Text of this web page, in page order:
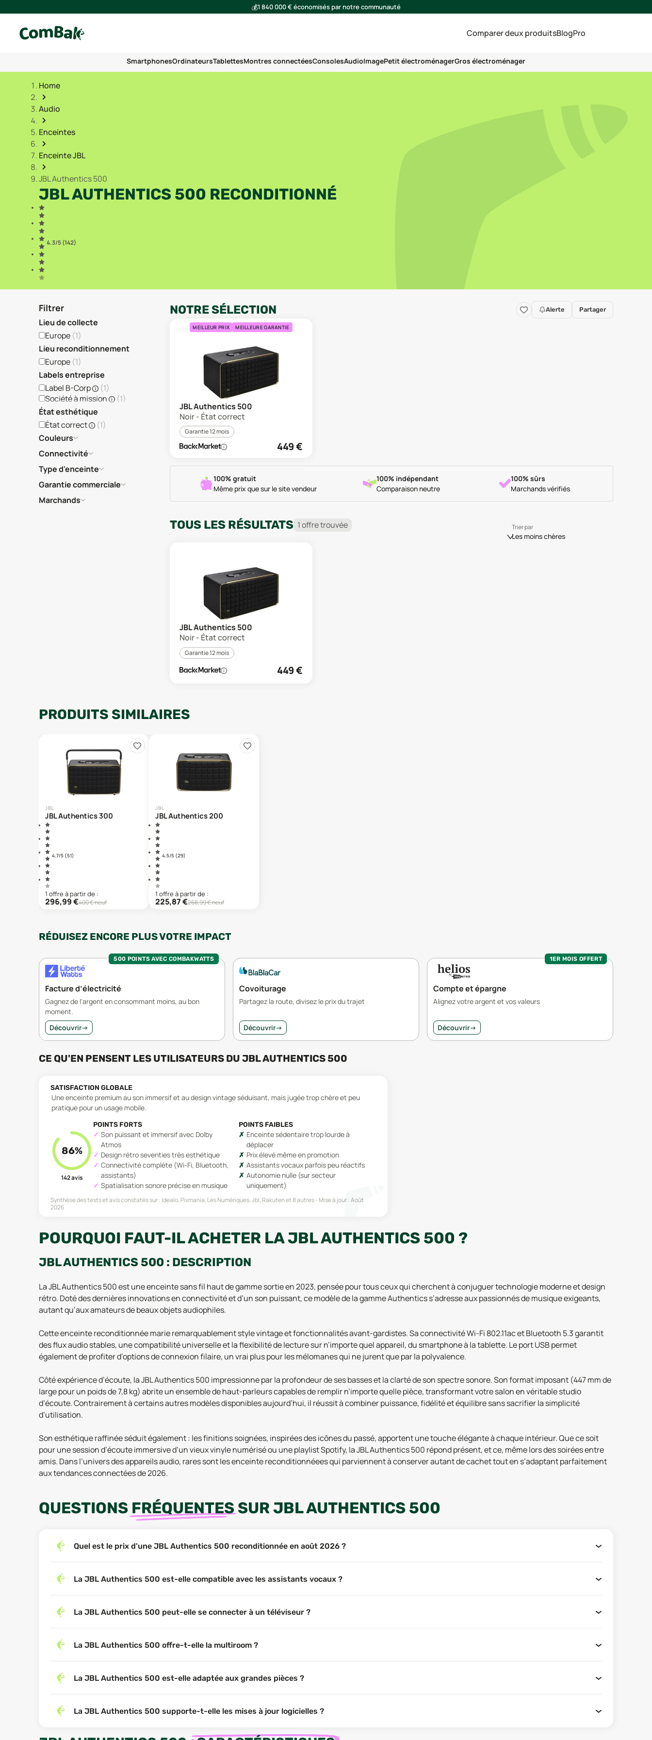
💰1 840 000 € économisés par notre communauté
Comparer deux produitsBlogPro
SmartphonesOrdinateursTablettesMontres connectéesConsolesAudioImagePetit électroménagerGros électroménager
Home
Audio
Enceintes
Enceinte JBL
JBL Authentics 500
JBL AUTHENTICS 500 RECONDITIONNÉ
4.3/5 (142)
Filtrer
Lieu de collecte
Europe (1)
Lieu reconditionnement
Europe (1)
Labels entreprise
Label B-Corp
(1)
Société à mission
(1)
État esthétique
État correct
(1)
Couleurs
Connectivité
Type d'enceinte
Garantie commerciale
Marchands
NOTRE SÉLECTION Alerte Partager
MEILLEUR PRIX MEILLEURE GARANTIE
JBL Authentics 500
Noir - État correct
Garantie 12 mois
449€
100% gratuit
Même prix que sur le site vendeur
100% indépendant
Comparaison neutre
100% sûrs
Marchands vérifiés
TOUS LES RÉSULTATS 1offretrouvée Trier par
Les moins chères
JBL Authentics 500
Noir - État correct
Garantie 12 mois
449€
PRODUITS SIMILAIRES
JBL
JBL Authentics 300
4.7/5 (51)
1 offre à partir de :
296,99€400€ neuf
JBL
JBL Authentics 200
4.5/5 (29)
1 offre à partir de :
225,87€268,99€ neuf
RÉDUISEZ ENCORE PLUS VOTRE IMPACT
500 POINTS AVEC COMBAKWATTS
Facture d’électricité
Gagnez de l'argent en consommant moins, au bon
moment.
Découvrir→
Covoiturage
Partagez la route, divisez le prix du trajet
Découvrir→
1ER MOIS OFFERT
Compte et épargne
Alignez votre argent et vos valeurs
Découvrir→
CE QU'EN PENSENT LES UTILISATEURS DU JBL AUTHENTICS 500
SATISFACTION GLOBALE
Une enceinte premium au son immersif et au design vintage séduisant, mais jugée trop chère et peu
pratique pour un usage mobile.
86%
142avis
POINTS FORTS
Son puissant et immersif avec Dolby
Atmos
Design rétro seventies très esthétique
Connectivité complète (Wi-Fi, Bluetooth,
assistants)
Spatialisation sonore précise en musique
POINTS FAIBLES
Enceinte sédentaire trop lourde à
déplacer
Prix élevé même en promotion
Assistants vocaux parfois peu réactifs
Autonomie nulle (sur secteur
uniquement)
Synthèse des tests et avis constatés sur : Idealo, Pixmania, Les Numériques, Jbl, Rakutenet 8 autres Mise à jour :Août
2026
POURQUOI FAUT-IL ACHETER LA JBL AUTHENTICS 500 ?
JBL AUTHENTICS 500 : DESCRIPTION
La JBL Authentics 500 est une enceinte sans fil haut de gamme sortie en 2023, pensée pour tous ceux qui cherchent à conjuguer technologie moderne et design
rétro. Doté des dernières innovations en connectivité et d’un son puissant, ce modèle de la gamme Authentics s’adresse aux passionnés de musique exigeants,
autant qu’aux amateurs de beaux objets audiophiles.
Cette enceinte reconditionnée marie remarquablement style vintage et fonctionnalités avant-gardistes. Sa connectivité Wi-Fi 802.11ac et Bluetooth 5.3 garantit
des flux audio stables, une compatibilité universelle et la flexibilité de lecture sur n’importe quel appareil, du smartphone à la tablette. Le port USB permet
également de profiter d’options de connexion filaire, un vrai plus pour les mélomanes qui ne jurent que par la polyvalence.
Côté expérience d’écoute, la JBL Authentics 500 impressionne par la profondeur de ses basses et la clarté de son spectre sonore. Son format imposant (447 mm de
large pour un poids de 7,8 kg) abrite un ensemble de haut-parleurs capables de remplir n’importe quelle pièce, transformant votre salon en véritable studio
d’écoute. Contrairement à certains autres modèles disponibles aujourd’hui, il réussit à combiner puissance, fidélité et équilibre sans sacrifier la simplicité
d’utilisation.
Son esthétique raffinée séduit également : les finitions soignées, inspirées des icônes du passé, apportent une touche élégante à chaque intérieur. Que ce soit
pour une session d’écoute immersive d’un vieux vinyle numérisé ou une playlist Spotify, la JBL Authentics 500 répond présent, et ce, même lors des soirées entre
amis. Dans l’univers des appareils audio, rares sont les enceinte reconditionnéees qui parviennent à conserver autant de cachet tout en s’adaptant parfaitement
aux tendances connectées de 2026.
QUESTIONS FRÉQUENTES SUR JBL AUTHENTICS 500
Quel est le prix d'une JBL Authentics 500 reconditionnée en août 2026 ?
La JBL Authentics 500 est-elle compatible avec les assistants vocaux ?
La JBL Authentics 500 peut-elle se connecter à un téléviseur ?
La JBL Authentics 500 offre-t-elle la multiroom ?
La JBL Authentics 500 est-elle adaptée aux grandes pièces ?
La JBL Authentics 500 supporte-t-elle les mises à jour logicielles ?